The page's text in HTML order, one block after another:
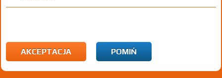
tabl. powl. 5 mg 28 szt. Doustnie
AKCEPTACJA POMIŃ